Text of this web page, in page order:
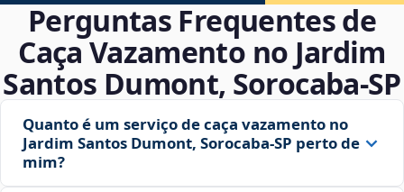
Perguntas Frequentes de
Caça Vazamento no Jardim
Santos Dumont, Sorocaba‑SP
Quanto é um serviço de caça vazamento no
Jardim Santos Dumont, Sorocaba‑SP perto de
mim?